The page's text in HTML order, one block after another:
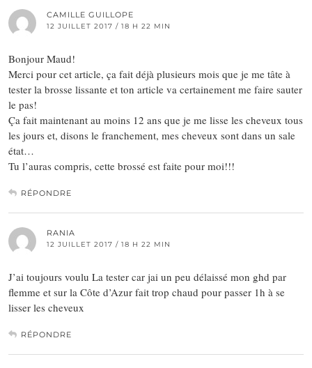
CAMILLE GUILLOPE
12 JUILLET 2017 / 18 H 22 MIN
Bonjour Maud!
Merci pour cet article, ça fait déjà plusieurs mois que je me tâte à
tester la brosse lissante et ton article va certainement me faire sauter
le pas!
Ça fait maintenant au moins 12 ans que je me lisse les cheveux tous
les jours et, disons le franchement, mes cheveux sont dans un sale
état…
Tu l’auras compris, cette brossé est faite pour moi!!!
RÉPONDRE
RANIA
12 JUILLET 2017 / 18 H 22 MIN
J’ai toujours voulu La tester car jai un peu délaissé mon ghd par
flemme et sur la Côte d’Azur fait trop chaud pour passer 1h à se
lisser les cheveux
RÉPONDRE